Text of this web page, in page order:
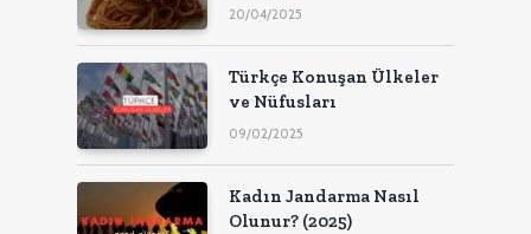
20/04/2025
Türkçe Konuşan Ülkeler
ve Nüfusları
09/02/2025
Kadın Jandarma Nasıl
Olunur? (2025)